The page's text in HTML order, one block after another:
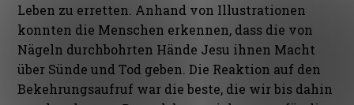
Leben zu erretten. Anhand von Illustrationen
konnten die Menschen erkennen, dass die von
Nägeln durchbohrten Hände Jesu ihnen Macht
über Sünde und Tod geben. Die Reaktion auf den
Bekehrungsaufruf war die beste, die wir bis dahin